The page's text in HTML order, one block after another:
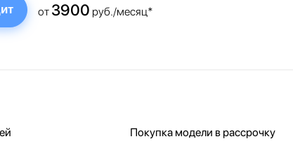
от 3900 руб./месяц*
Покупка модели в рассрочку